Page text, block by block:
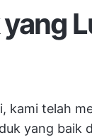
kami telah
yang baik